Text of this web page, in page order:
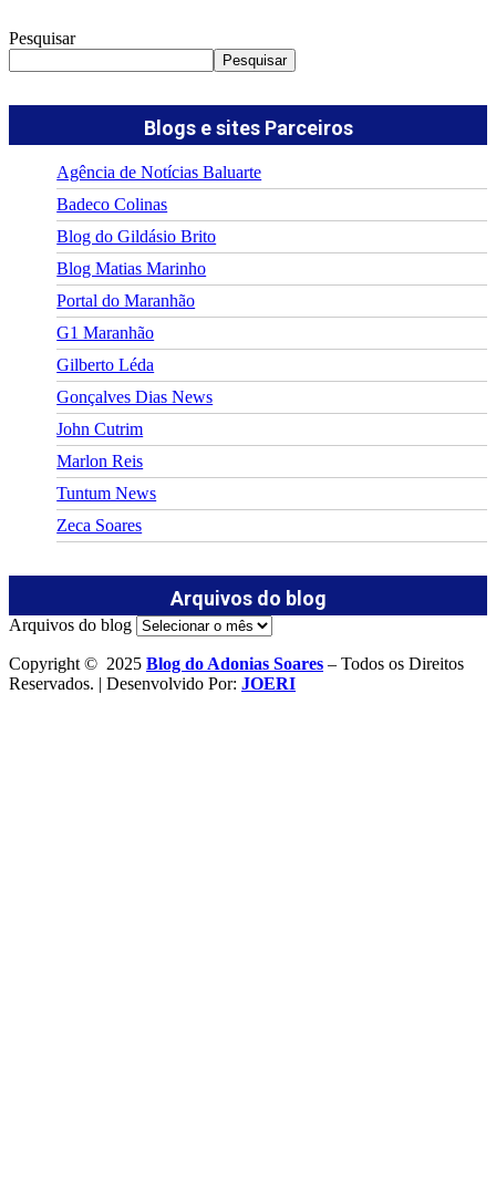
Pesquisar
Pesquisar
Blogs e sites Parceiros
Agência de Notícias Baluarte
Badeco Colinas
Blog do Gildásio Brito
Blog Matias Marinho
Portal do Maranhão
G1 Maranhão
Gilberto Léda
Gonçalves Dias News
John Cutrim
Marlon Reis
Tuntum News
Zeca Soares
Arquivos do blog
Arquivos do blog
Copyright © 2025 Blog do Adonias Soares – Todos os Direitos
Reservados. | Desenvolvido Por: JOERI